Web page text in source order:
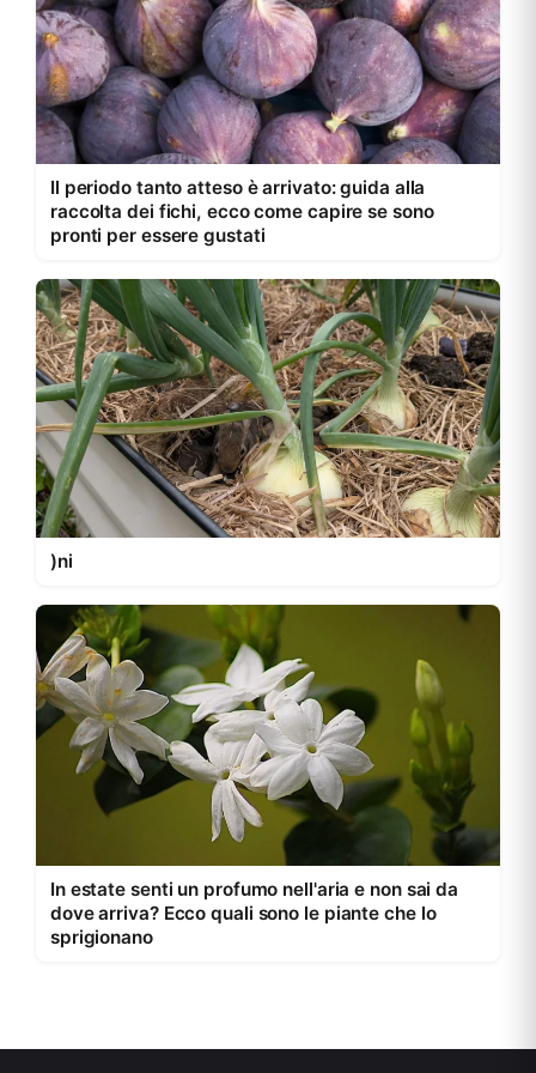
Il periodo tanto atteso è arrivato: guida alla
raccolta dei fichi, ecco come capire se sono
pronti per essere gustati
)ni
In estate senti un profumo nell'aria e non sai da
dove arriva? Ecco quali sono le piante che lo
sprigionano